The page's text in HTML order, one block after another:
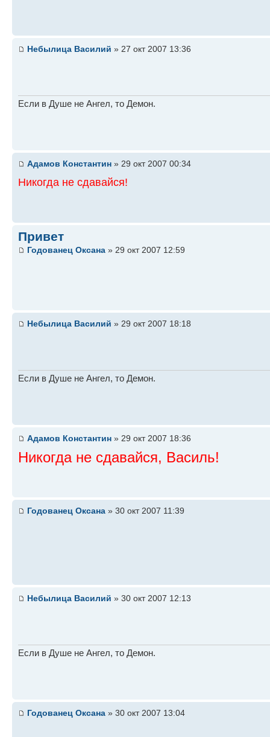
Небылица Василий » 27 окт 2007 13:36
Если в Душе не Ангел, то Демон.
Адамов Константин » 29 окт 2007 00:34
Никогда не сдавайся!
Привет
Годованец Оксана » 29 окт 2007 12:59
Небылица Василий » 29 окт 2007 18:18
Если в Душе не Ангел, то Демон.
Адамов Константин » 29 окт 2007 18:36
Никогда не сдавайся, Василь!
Годованец Оксана » 30 окт 2007 11:39
Небылица Василий » 30 окт 2007 12:13
Если в Душе не Ангел, то Демон.
Годованец Оксана » 30 окт 2007 13:04